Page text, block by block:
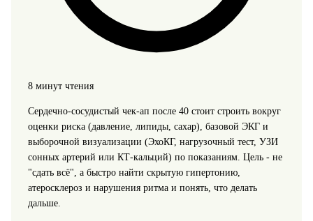
8 минут чтения
Сердечно‑сосудистый чек‑ап после 40 стоит строить вокруг
оценки риска (давление, липиды, сахар), базовой ЭКГ и
выборочной визуализации (ЭхоКГ, нагрузочный тест, УЗИ
сонных артерий или КТ‑кальций) по показаниям. Цель - не
"сдать всё", а быстро найти скрытую гипертонию,
атеросклероз и нарушения ритма и понять, что делать
дальше.